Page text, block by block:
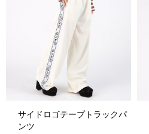
サイドロゴテープトラックパ
ンツ